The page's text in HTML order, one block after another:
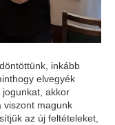
inkább
elvegyék
akkor
viszont magunk
az új feltételeket,